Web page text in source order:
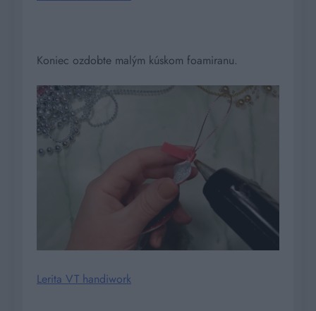
Koniec ozdobte malým kúskom foamiranu.
Lerita VT handiwork